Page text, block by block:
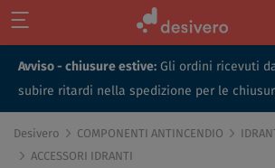
Avviso - chiusure estive: Gli ordini ricevuti
subire ritardi nella spedizione per le
Desivero COMPONENTI ANTINCENDIO
ACCESSORI IDRANTI